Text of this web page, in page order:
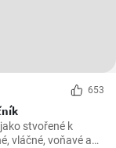
653
stvořené k
vláčné, voňavé a